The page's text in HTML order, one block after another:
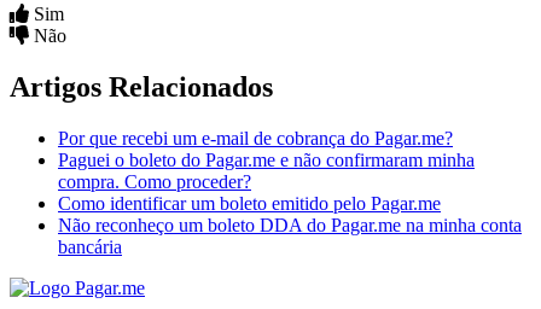
Sim
Não
Artigos Relacionados
Por que recebi um e-mail de cobrança do Pagar.me?
Paguei o boleto do Pagar.me e não confirmaram minha
compra. Como proceder?
Como identificar um boleto emitido pelo Pagar.me
Não reconheço um boleto DDA do Pagar.me na minha conta
bancária